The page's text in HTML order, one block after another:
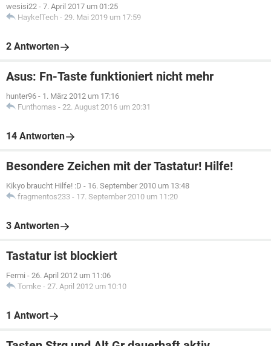
wesisi22 - 7. April 2017 um 01:25
HaykelTech - 29. Mai 2019 um 17:59
2 Antworten
Asus: Fn-Taste funktioniert nicht mehr
hunter96 - 1. März 2012 um 17:16
Funthomas - 22. August 2016 um 20:31
14 Antworten
Besondere Zeichen mit der Tastatur! Hilfe!
Kikyo braucht Hilfe! :D - 16. September 2010 um 13:48
fragmentos233 - 17. September 2010 um 11:20
3 Antworten
Tastatur ist blockiert
Fermi - 26. April 2012 um 11:06
Tomke - 27. April 2012 um 10:10
1 Antwort